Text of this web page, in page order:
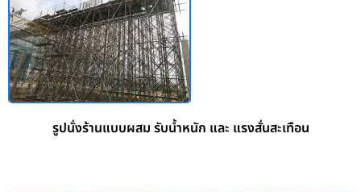
รูปนั่งร้านแบบผสม รับน้ำหนัก และ แรงสั่นสะเทือน